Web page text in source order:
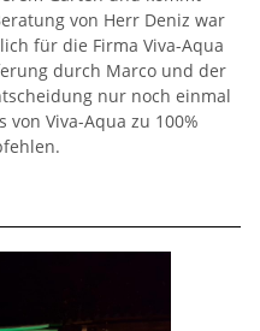
von Herr Deniz war
für die Firma Viva-Aqua
durch Marco und der
nur noch einmal
von Viva-Aqua zu 100%